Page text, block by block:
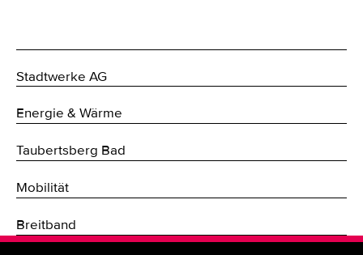
Stadtwerke AG
Energie & Wärme
Taubertsberg Bad
Mobilität
Breitband